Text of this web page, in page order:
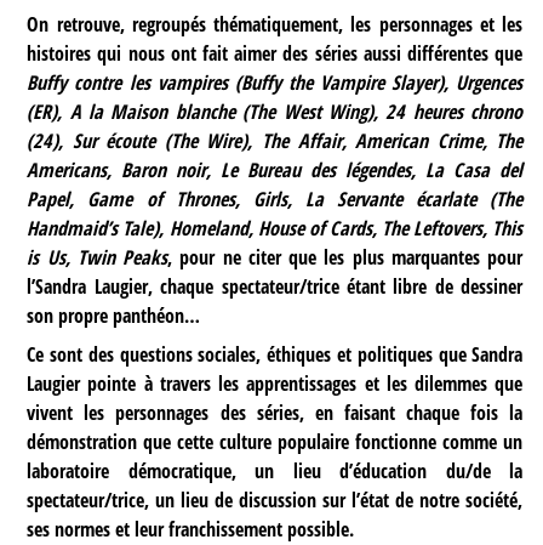
On retrouve, regroupés thématiquement, les personnages et les
histoires qui nous ont fait aimer des séries aussi différentes que
Buffy contre les vampires (Buffy the Vampire Slayer), Urgences
(ER), A la Maison blanche (The West Wing), 24 heures chrono
(24), Sur écoute (The Wire), The Affair, American Crime, The
Americans, Baron noir, Le Bureau des légendes, La Casa del
Papel, Game of Thrones, Girls, La Servante écarlate (The
Handmaid’s Tale), Homeland, House of Cards, The Leftovers, This
is Us, Twin Peaks, pour ne citer que les plus marquantes pour
l’Sandra Laugier, chaque spectateur/trice étant libre de dessiner
son propre panthéon…
Ce sont des questions sociales, éthiques et politiques que Sandra
Laugier pointe à travers les apprentissages et les dilemmes que
vivent les personnages des séries, en faisant chaque fois la
démonstration que cette culture populaire fonctionne comme un
laboratoire démocratique, un lieu d’éducation du/de la
spectateur/trice, un lieu de discussion sur l’état de notre société,
ses normes et leur franchissement possible.